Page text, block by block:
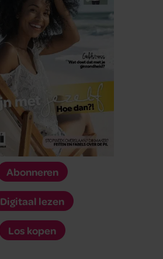
Abonneren
Digitaal lezen
Los kopen